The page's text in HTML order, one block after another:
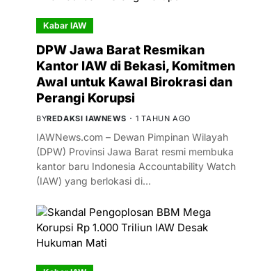
Kabar IAW
DPW Jawa Barat Resmikan
Kantor IAW di Bekasi, Komitmen
Awal untuk Kawal Birokrasi dan
Perangi Korupsi
BYREDAKSI IAWNEWS 1 TAHUN AGO
IAWNews.com – Dewan Pimpinan Wilayah
(DPW) Provinsi Jawa Barat resmi membuka
kantor baru Indonesia Accountability Watch
(IAW) yang berlokasi di…